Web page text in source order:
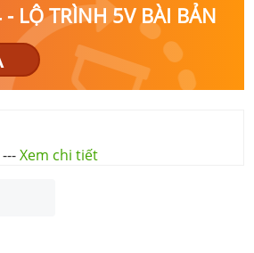
LỘ TRÌNH 5V BÀI BẢN
---Xem chi tiết